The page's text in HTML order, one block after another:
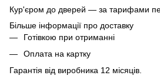
Кур'єром до дверей — за тарифами
Більше інформації про доставку
Готівкою при отриманні
Оплата на картку
Гарантія від виробника 12 місяців.